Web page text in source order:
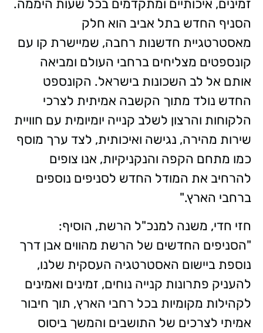
זמינים, איכותיים ומתקדמים בכל שעות היממה.
הסניף החדש בתל אביב הוא חלק
מאסטרטגיית חדשנות רחבה, שמיישרת קו עם
קונספטים מצליחים ברחבי העולם ומביאה
אותם אל לב השכונות בישראל. הקונספט
החדש נולד מתוך הקשבה אמיתית לצרכי
הלקוחות והרצון לשלב קנייה יומיומית עם חוויית
שירות מהירה, נגישה ואיכותית, לצד ערך מוסף
כמו מתחם הקפה והנקניקיות, אנו צופים
להרחיב את המודל החדש לסניפים נוספים
ברחבי הארץ."
חזי חדי, משנה למנכ"ל הרשת, הוסיף:
"הסניפים החדשים של הרשת מהווים אבן דרך
נוספת ביישום האסטרטגיה העסקית שלנו,
להעניק פתרונות קנייה נוחים, זמינים ואמינים
לקהילות מקומיות בכל רחבי הארץ, תוך חיבור
אמיתי לצרכים של התושבים והמשך ביסוס